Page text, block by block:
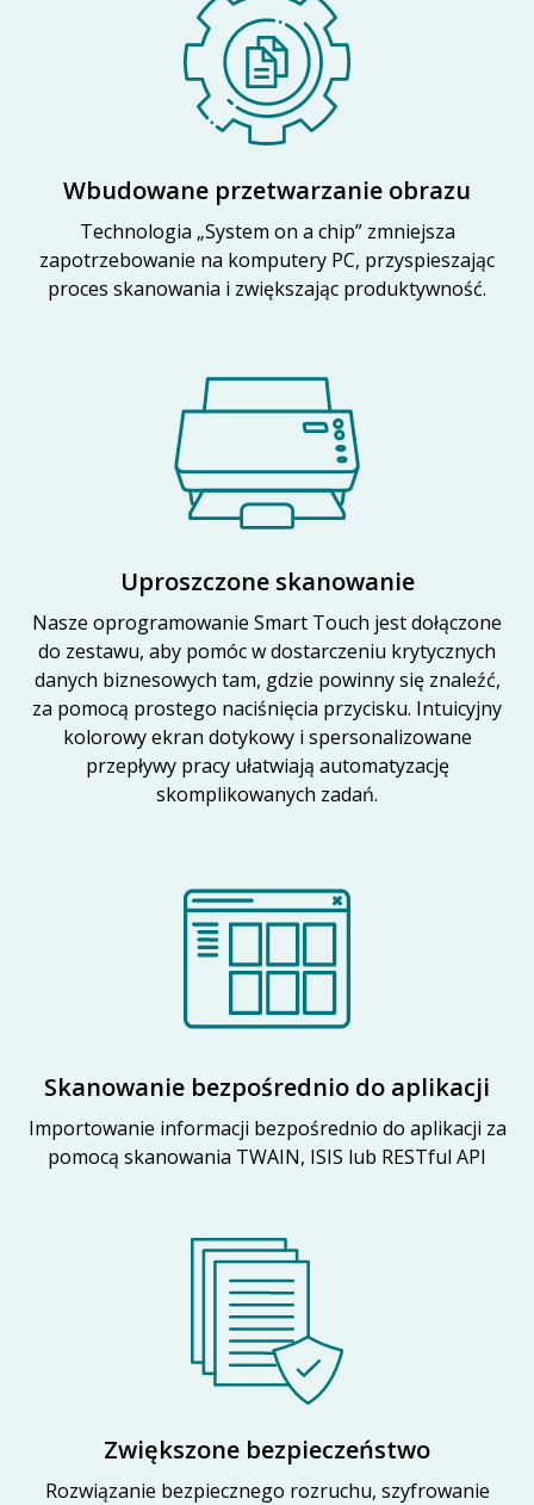
Wbudowane przetwarzanie obrazu
Technologia „System on a chip” zmniejsza
zapotrzebowanie na komputery PC, przyspieszając
proces skanowania i zwiększając produktywność.
Uproszczone skanowanie
Nasze oprogramowanie Smart Touch jest dołączone
do zestawu, aby pomóc w dostarczeniu krytycznych
danych biznesowych tam, gdzie powinny się znaleźć,
za pomocą prostego naciśnięcia przycisku. Intuicyjny
kolorowy ekran dotykowy i spersonalizowane
przepływy pracy ułatwiają automatyzację
skomplikowanych zadań.
Skanowanie bezpośrednio do aplikacji
Importowanie informacji bezpośrednio do aplikacji za
pomocą skanowania TWAIN, ISIS lub RESTful API
Zwiększone bezpieczeństwo
Rozwiązanie bezpiecznego rozruchu, szyfrowanie